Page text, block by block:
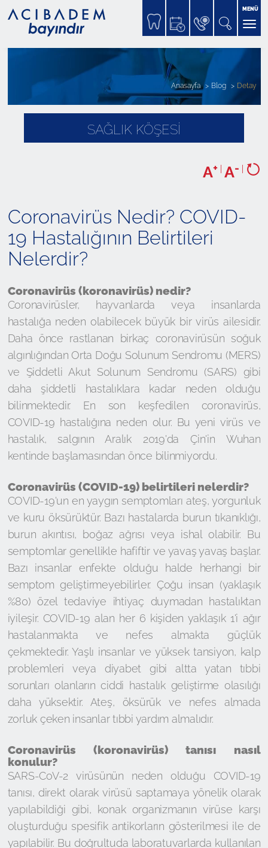
MENÜ
SAĞLIK KÖŞESİ
Anasayfa Blog Detay
A+ | A- |
Coronavirüs Nedir? COVID-
19 Hastalığının Belirtileri
Nelerdir?
Coronavirüs (koronavirüs) nedir?
Coronavirüsler, hayvanlarda veya insanlarda
hastalığa neden olabilecek büyük bir virüs ailesidir.
Daha önce rastlanan birkaç coronavirüsün soğuk
algınlığından Orta Doğu Solunum Sendromu (MERS)
ve Şiddetli Akut Solunum Sendromu (SARS) gibi
daha şiddetli hastalıklara kadar neden olduğu
bilinmektedir. En son keşfedilen coronavirüs,
COVID-19 hastalığına neden olur. Bu yeni virüs ve
hastalık, salgının Aralık 2019'da Çin'in Wuhan
kentinde başlamasından önce bilinmiyordu.
Coronavirüs (COVID-19) belirtileri nelerdir?
COVID-19'un en yaygın semptomları ateş, yorgunluk
ve kuru öksürüktür. Bazı hastalarda burun tıkanıklığı,
burun akıntısı, boğaz ağrısı veya ishal olabilir. Bu
semptomlar genellikle hafiftir ve yavaş yavaş başlar.
Bazı insanlar enfekte olduğu halde herhangi bir
semptom geliştirmeyebilirler. Çoğu insan (yaklaşık
%80) özel tedaviye ihtiyaç duymadan hastalıktan
iyileşir. COVID-19 alan her 6 kişiden yaklaşık 1'i ağır
hastalanmakta ve nefes almakta güçlük
çekmektedir. Yaşlı insanlar ve yüksek tansiyon, kalp
problemleri veya diyabet gibi altta yatan tıbbi
sorunları olanların ciddi hastalık geliştirme olasılığı
daha yüksektir. Ateş, öksürük ve nefes almada
zorluk çeken insanlar tıbbi yardım almalıdır.
Coronavirüs (koronavirüs) tanısı nasıl
konulur?
SARS-CoV-2 virüsünün neden olduğu COVID-19
tanısı, direkt olarak virüsü saptamaya yönelik olarak
yapılabildiği gibi, konak organizmanın virüse karşı
oluşturduğu spesifik antikorların gösterilmesi ile de
yapılabilir. Bu doğrultuda laboratuvarlarda kullanılan